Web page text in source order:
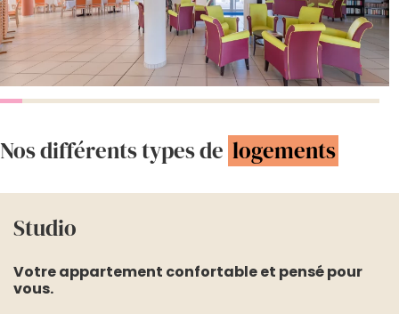
Nos différents types de logements
Studio
Votre appartement confortable et pensé pour
vous.